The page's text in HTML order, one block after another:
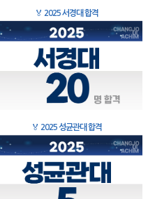
🏅 2025 서경대 합격
🏅 2025 성균관대 합격